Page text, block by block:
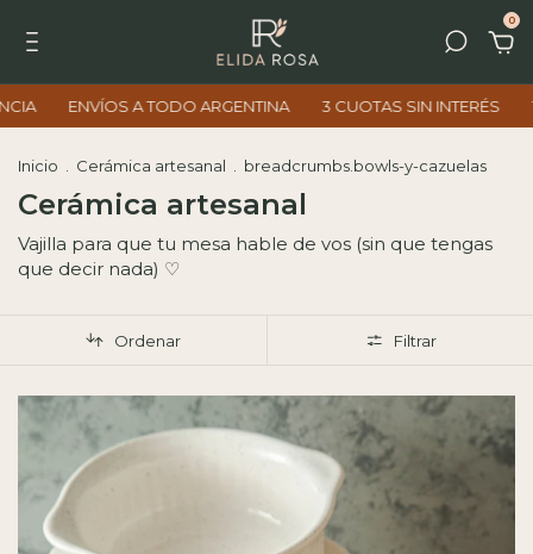
0
ARGENTINA 3 CUOTAS SIN INTERÉS 10% OFF CON
Inicio Cerámica artesanal breadcrumbs.bowls-y-cazuelas
Cerámica artesanal
Vajilla para que tu mesa hable de vos (sin que tengas
que decir nada) ♡
Ordenar Filtrar